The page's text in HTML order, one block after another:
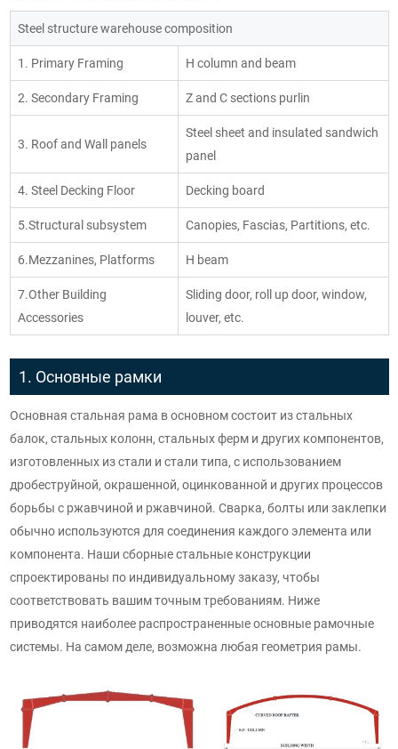
Steel structure warehouse composition
1. Primary Framing H column and beam
2. Secondary Framing Z and C sections purlin
3. Roof and Wall panels
Steel sheet and insulated sandwich
panel
4. Steel Decking Floor Decking board
5.Structural subsystem Canopies, Fascias, Partitions, etc.
6.Mezzanines, Platforms H beam
7.Other Building
Accessories
Sliding door, roll up door, window,
louver, etc.
1. Основные рамки
Основная стальная рама в основном состоит из стальных
балок, стальных колонн, стальных ферм и других компонентов,
изготовленных из стали и стали типа, с использованием
дробеструйной, окрашенной, оцинкованной и других процессов
борьбы с ржавчиной и ржавчиной. Сварка, болты или заклепки
обычно используются для соединения каждого элемента или
компонента. Наши сборные стальные конструкции
спроектированы по индивидуальному заказу, чтобы
соответствовать вашим точным требованиям. Ниже
приводятся наиболее распространенные основные рамочные
системы. На самом деле, возможна любая геометрия рамы.